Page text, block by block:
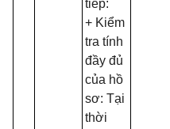
tiếp:
+ Kiểm
tra tính
đầy đủ
của hồ
sơ: Tại
thời